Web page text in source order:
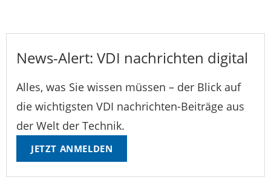
News-Alert: VDI nachrichten digital
Alles, was Sie wissen müssen – der Blick auf
die wichtigsten VDI nachrichten-Beiträge aus
der Welt der Technik.
JETZT ANMELDEN